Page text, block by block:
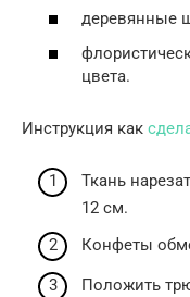
деревянные
цвета.
Инструкция как
Ткань
12 см.
Конфеты
Положить